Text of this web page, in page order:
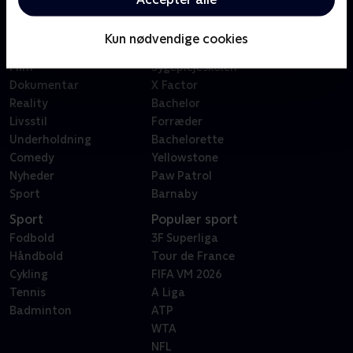
Kun nødvendige cookies
Kategorier
Film
Dokumentar
Reality
Livsstil
Underholdning
Comedy
Nyheder
Sport
Badehotellet
Sygeplejeskolen
X Factor
Bachelor
Forræder
Bachelorette
Yellowstone
Paw Patrol
Barnaby
Sport
Fodbold
Håndbold
Cykling
Tennis
Badminton
Populær sport
3F Superliga
Tour de France
FIFA VM 2026
A Liga
ATP
WTA
NFL